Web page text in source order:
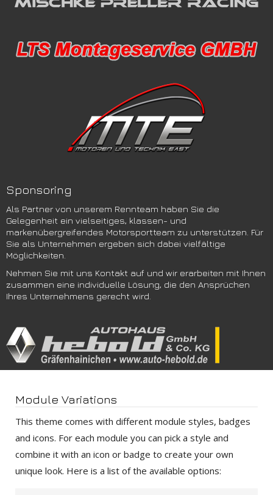
Sponsoring
Als Partner von unserem Rennteam haben Sie die
Gelegenheit ein vielseitiges, klassen- und
markenübergreifendes Motorsportteam zu unterstützen. Für
Sie als Unternehmen ergeben sich dabei vielfältige
Möglichkeiten.
Nehmen Sie mit uns Kontakt auf und wir erarbeiten mit Ihnen
zusammen eine individuelle Lösung, die den Ansprüchen
Ihres Unternehmens gerecht wird.
Module Variations
This theme comes with different module styles, badges
and icons. For each module you can pick a style and
combine it with an icon or badge to create your own
unique look. Here is a list of the available options: